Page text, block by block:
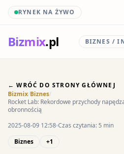
RYNEK NA ŻYWO
Bizmix.pl BIZNES /
← WRÓĆ DO STRONY GŁÓWNEJ
Bizmix/Biznes/
Rocket Lab: Rekordowe przychody
obronnością
2025-08-09 12:58 Czas czytania: 5 min
Biznes
+1